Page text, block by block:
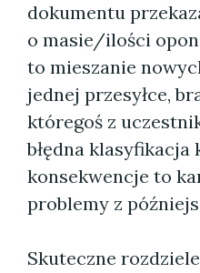
dokumentu
o masie/ilości
to mieszanie
jednej przesyłce,
któregoś z
błędna
konsekwencje to
problemy z
Skuteczne